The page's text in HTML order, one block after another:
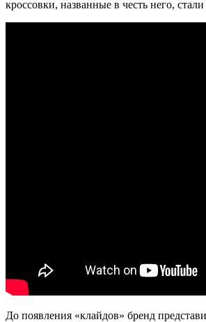
кроссовки, названные в честь него,
До появления «клайдов» бренд